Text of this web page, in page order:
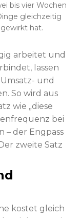
bis vier Wochen
gleichzeitig
hat.
arbeitet und
lassen
und
So wird aus
wie „diese
bei
– der Engpass
zweite Satz
kostet gleich